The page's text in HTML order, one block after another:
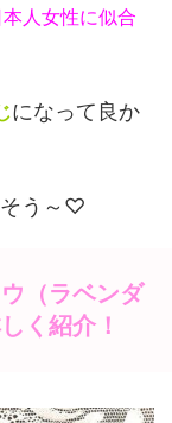
人女性に似合
になって良か
そう～♡
（ラベンダ
く紹介！